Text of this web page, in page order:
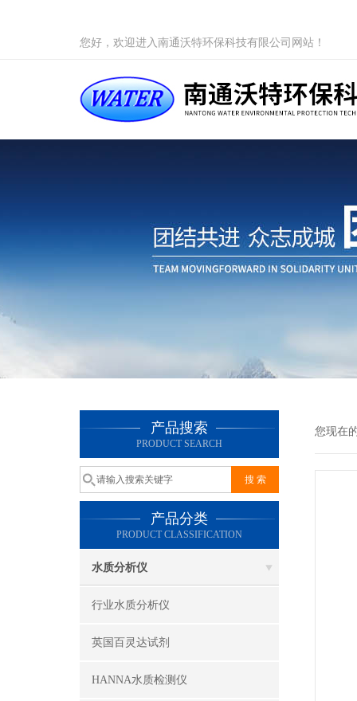
您好，欢迎进入南通沃特环保科技有限公司网站！
产品搜索
PRODUCT SEARCH
产品分类
PRODUCT CLASSIFICATION
水质分析仪
行业水质分析仪
英国百灵达试剂
HANNA水质检测仪
您现在